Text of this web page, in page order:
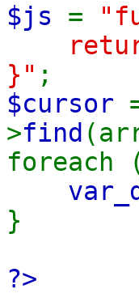
$js =
return
}" ;
$cursor
>find
foreach
}
?>